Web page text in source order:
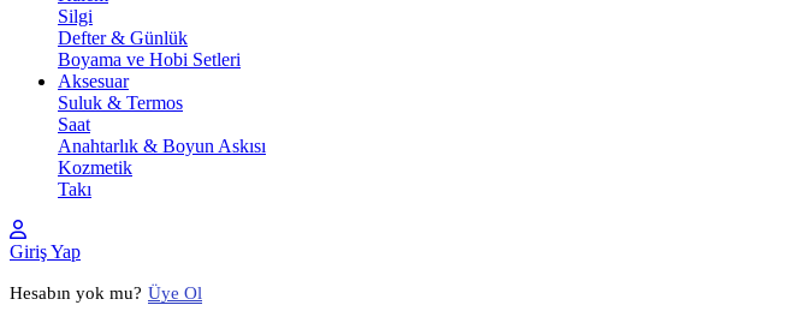
Silgi
Defter & Günlük
Boyama ve Hobi Setleri
Aksesuar
Suluk & Termos
Saat
Anahtarlık & Boyun Askısı
Kozmetik
Takı
Giriş Yap
Hesabın yok mu? Üye Ol